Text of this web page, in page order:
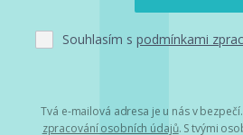
Souhlasím s podmínkami
Tvá e-mailová adresa je u nás v
zpracování osobních údajů. S tvými